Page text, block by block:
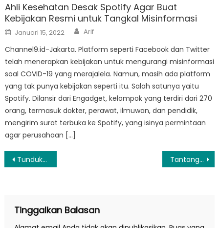
Ahli Kesehatan Desak Spotify Agar Buat
Kebijakan Resmi untuk Tangkal Misinformasi
Posted
on
Januari 15, 2022 Author
Arif
Channel9.id-Jakarta. Platform seperti Facebook dan Twitter
telah menerapkan kebijakan untuk mengurangi misinformasi
soal COVID-19 yang merajalela. Namun, masih ada platform
yang tak punya kebijakan seperti itu. Salah satunya yaitu
Spotify. Dilansir dari Engadget, kelompok yang terdiri dari 270
orang, termasuk dokter, perawat, ilmuwan, dan pendidik,
mengirim surat terbuka ke Spotify, yang isinya permintaan
agar perusahaan […]
Navigasi
Tundukan Bate, Chelsea Masih Digdaya pada Musim Ini Tantangan Pemerintah Beri Rusun DP 0 Persen untuk ASN, Polri, dan TNI
Tinggalkan Balasan